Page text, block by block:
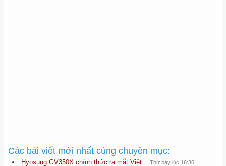
Các bài viết mới nhất cùng chuyên mục:
Hyosung GV350X chính thức ra mắt Việt... Thứ bảy lúc 16:36